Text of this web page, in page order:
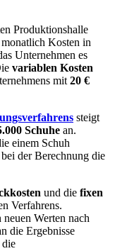
Produktionshalle
Kosten in
Unternehmen es
variablen Kosten
mit 20 €
steigt
Schuhe an.
einem Schuh
der Berechnung die
und die fixen
Verfahrens.
Werten nach
die Ergebnisse